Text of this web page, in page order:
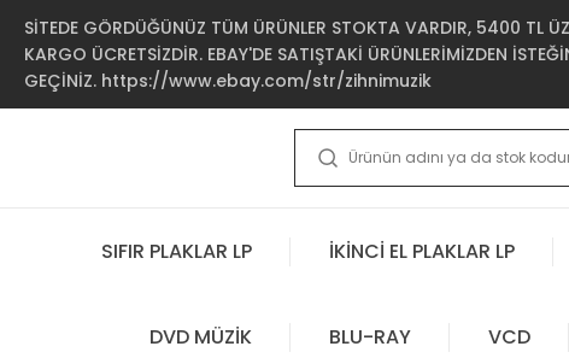
SİTEDE GÖRDÜĞÜNÜZ TÜM ÜRÜNLER STOKTA VARDIR, 5400 TL
KARGO ÜCRETSİZDİR. EBAY'DE SATIŞTAKİ ÜRÜNLERİMİZDEN
GEÇİNİZ. https://www.ebay.com/str/zihnimuzik
SIFIR PLAKLAR LP İKİNCİ EL PLAKLAR LP
DVD MÜZİK BLU-RAY VCD